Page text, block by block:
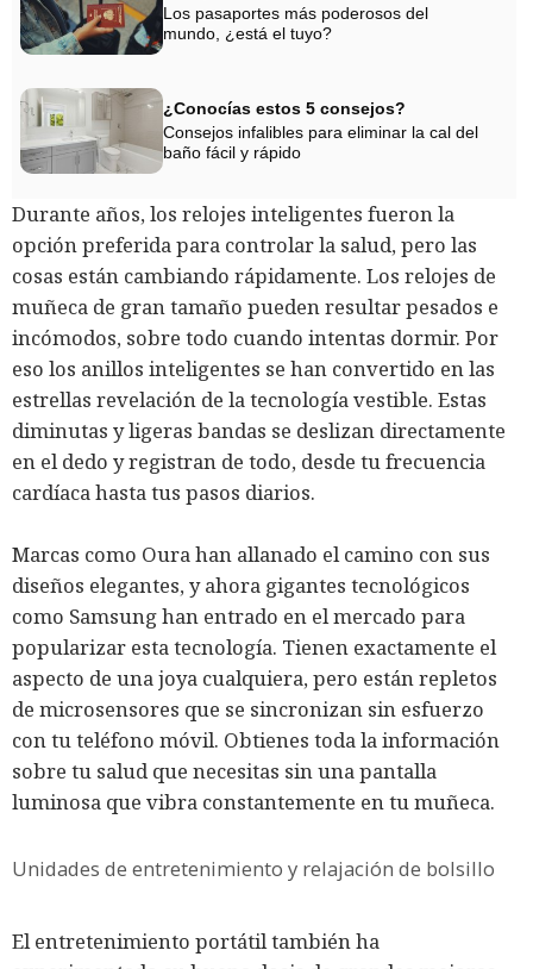
Los pasaportes más poderosos del
mundo, ¿está el tuyo?
¿Conocías estos 5 consejos?
Consejos infalibles para eliminar la cal del
baño fácil y rápido
Durante años, los relojes inteligentes fueron la
opción preferida para controlar la salud, pero las
cosas están cambiando rápidamente. Los relojes de
muñeca de gran tamaño pueden resultar pesados e
incómodos, sobre todo cuando intentas dormir. Por
eso los anillos inteligentes se han convertido en las
estrellas revelación de la tecnología vestible. Estas
diminutas y ligeras bandas se deslizan directamente
en el dedo y registran de todo, desde tu frecuencia
cardíaca hasta tus pasos diarios.
Marcas como Oura han allanado el camino con sus
diseños elegantes, y ahora gigantes tecnológicos
como Samsung han entrado en el mercado para
popularizar esta tecnología. Tienen exactamente el
aspecto de una joya cualquiera, pero están repletos
de microsensores que se sincronizan sin esfuerzo
con tu teléfono móvil. Obtienes toda la información
sobre tu salud que necesitas sin una pantalla
luminosa que vibra constantemente en tu muñeca.
Unidades de entretenimiento y relajación de bolsillo
El entretenimiento portátil también ha